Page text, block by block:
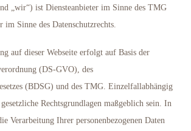
„wir“) ist Diensteanbieter im Sinne des TMG
Sinne des Datenschutzrechts.
auf dieser Webseite erfolgt auf Basis der
(DS-GVO), des
(BDSG) und des TMG. Einzelfallabhängig
Rechtsgrundlagen maßgeblich sein. In
Verarbeitung Ihrer personenbezogenen Daten